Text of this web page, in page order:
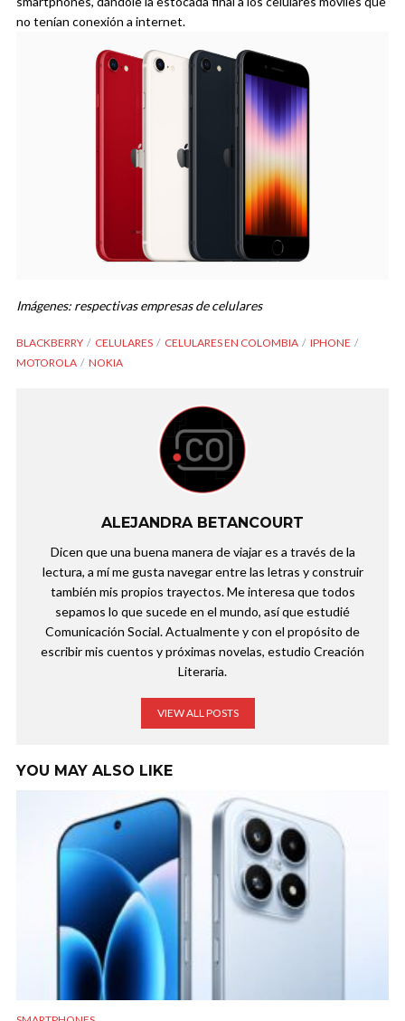
no tenían conexión a internet.
Imágenes: respectivas empresas de celulares
BLACKBERRY CELULARES CELULARES EN COLOMBIA
IPHONE
MOTOROLA
NOKIA
ALEJANDRA BETANCOURT
Dicen que una buena manera de viajar es a través de la
lectura, a mí me gusta navegar entre las letras y construir
también mis propios trayectos. Me interesa que todos
sepamos lo que sucede en el mundo, así que estudié
Comunicación Social. Actualmente y con el propósito de
escribir mis cuentos y próximas novelas, estudio Creación
Literaria.
VIEW ALL POSTS
YOU MAY ALSO LIKE